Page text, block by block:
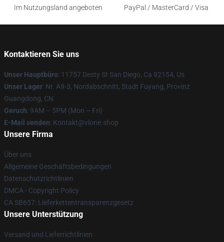
Im Nutzungsland angeboten
PayPal / MasterCard / Visa
Kontaktieren Sie uns
Unser Hauptbüro: 11757 Desty St San Diego, Ca 92154, Us
Unser Lager: Nr. A9-3, Nordabschnitt, Stadt Fuyang, Provinz
Guangdong, CN
Geruch: 9AM – 5PM (Mon – Fri)
E-Mail senden: Kontakt@vlone.shop
Unsere Firma
Über uns
Allgemeine Geschäftsbedingungen
Datenschutzrichtlinien
DMCA - Copyright Policy
CA SB657: Lieferkettentransparenzgesetz
Unsere Unterstützung
Versand und Lieferrichtlinien